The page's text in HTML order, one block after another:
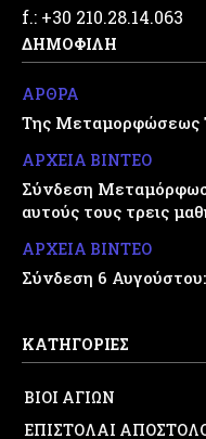
f.: +30 210.28.14.063
ΔΗΜΟΦΙΛΗ
ΑΡΘΡΑ
Της Μεταμορφώσεως
ΑΡΧΕΙΑ ΒΙΝΤΕΟ
Σύνδεση
αυτούς τους τρεις
ΑΡΧΕΙΑ ΒΙΝΤΕΟ
Σύνδεση 6
ΚΑΤΗΓΟΡΙΕΣ
ΒΙΟΙ ΑΓΙΩΝ
ΕΠΙΣΤΟΛΑΙ